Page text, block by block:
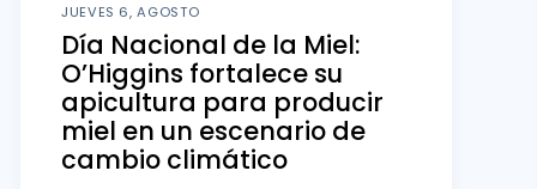
JUEVES 6, AGOSTO
Día Nacional de la Miel:
O’Higgins fortalece su
apicultura para producir
miel en un escenario de
cambio climático